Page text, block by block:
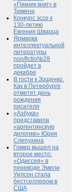
«Пикник книг» в
Тюмени
Конкурс эссе к
130-летию
Евгения Шварца
Ярмарка
интеллектуальной
литературы
non/fictio№28
пройдет в
декабре
В гости к Зощенко.
Как в Петербурге
отметят день
рождения
писателя
«Азбука»
представила
«аргентинскую
дилогию» Юрия
Слепухина
Гомер вышел на
второе место:
«Одиссея» в
переводе Эмили
Уилсон стала
бестселлером в
США